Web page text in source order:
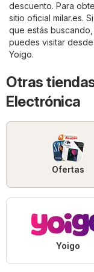
descuento. Para
sitio oficial milar.es.
que estás
puedes visitar
Yoigo.
Otras
Electrónica
Ofertas
Yoigo